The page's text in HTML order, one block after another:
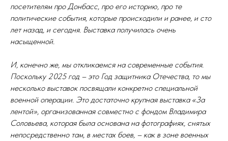
посетителям про Донбасс, про его историю, про те
политические события, которые происходили и ранее, и сто
лет назад, и сегодня. Выставка получилась очень
насыщенной.
И, конечно же, мы откликаемся на современные события.
Поскольку 2025 год – это Год защитника Отечества, то мы
несколько выставок посвящали конкретно специальной
военной операции. Это достаточно крупная выставка «За
лентой», организованная совместно с фондом Владимира
Соловьева, которая была основана на фотографиях, снятых
непосредственно там, в местах боев, – как в зоне военных